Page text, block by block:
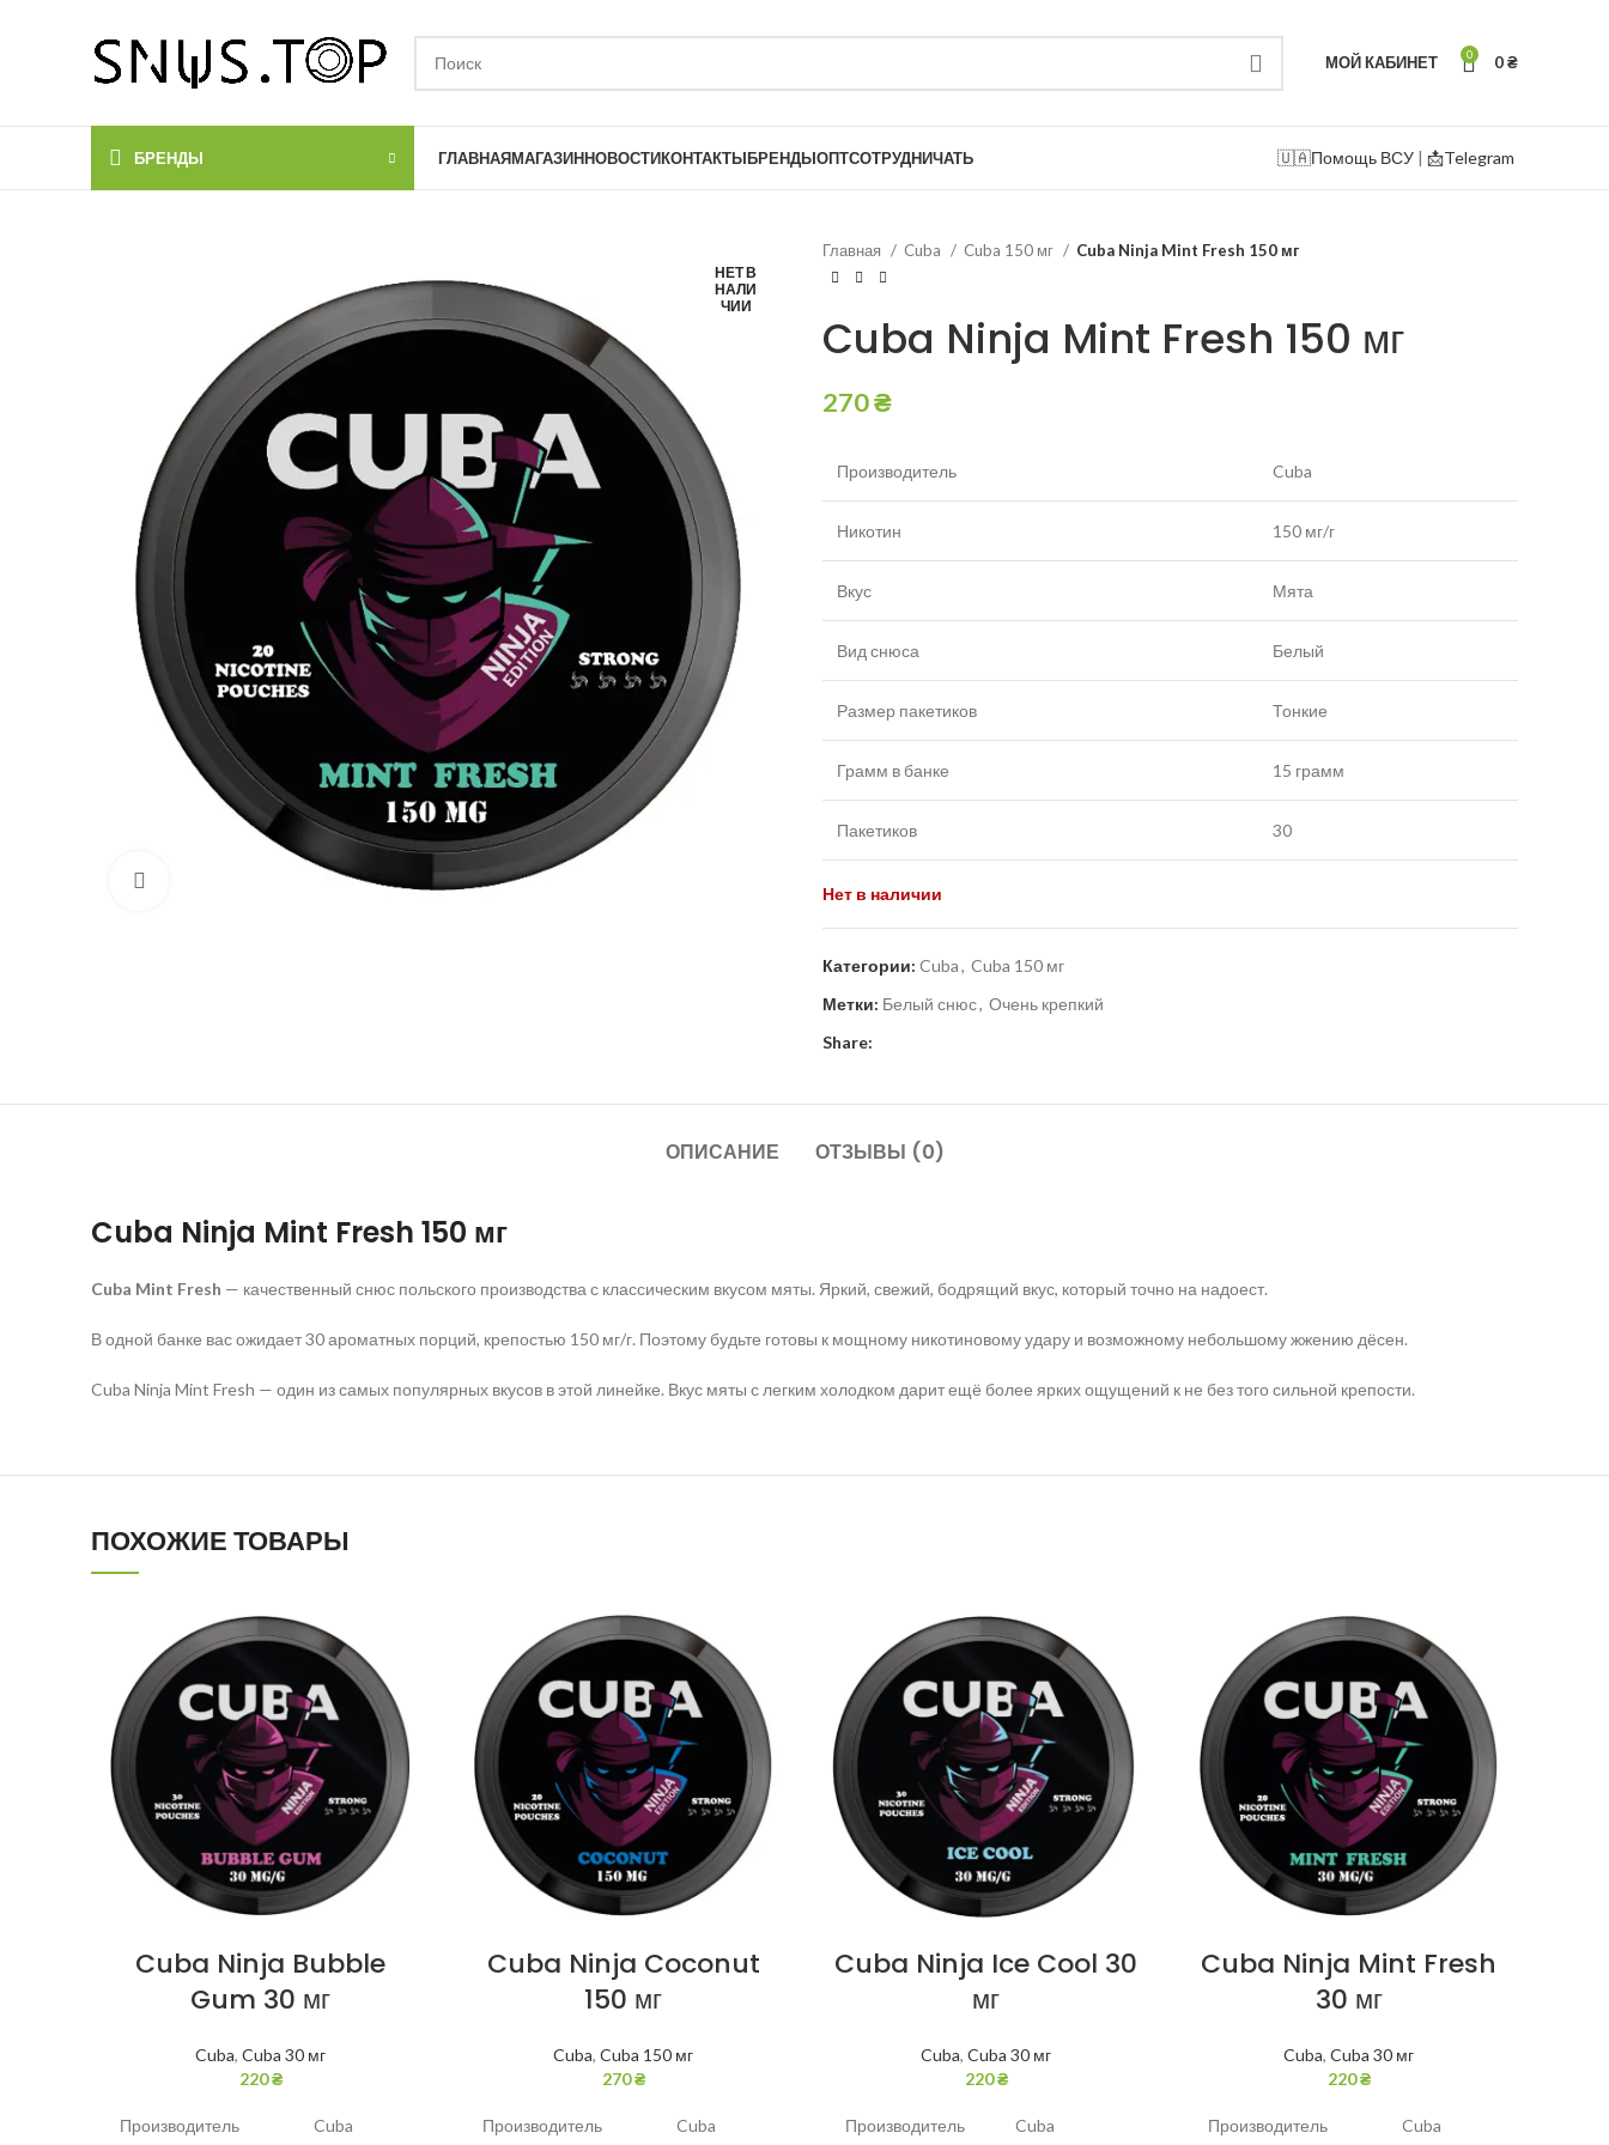
МОЙ КАБИНЕТ 0 0₴
БРЕНДЫ ГЛАВНАЯМАГАЗИННОВОСТИКОНТАКТЫБРЕНДЫОПТСОТРУДНИЧАТЬ 🇺🇦Помощь ВСУ | 📩Telegram
НЕТ В
НАЛИ
ЧИИ
Главная Cuba Cuba 150 мг Cuba Ninja Mint Fresh 150 мг
Cuba Ninja Mint Fresh 150 мг
270₴
Производитель Cuba
Никотин 150 мг/г
Вкус Мята
Вид снюса Белый
Размер пакетиков Тонкие
Грамм в банке 15 грамм
Пакетиков 30
Нет в наличии
Категории: Cuba, Cuba 150 мг
Метки: Белый снюс, Очень крепкий
Share:
ОПИСАНИЕ ОТЗЫВЫ (0)
Cuba Ninja Mint Fresh 150 мг
Cuba Mint Fresh — качественный снюс польского производства с классическим вкусом мяты. Яркий, свежий, бодрящий вкус, который точно на надоест.
В одной банке вас ожидает 30 ароматных порций, крепостью 150 мг/г. Поэтому будьте готовы к мощному никотиновому удару и возможному небольшому жжению дёсен.
Cuba Ninja Mint Fresh — один из самых популярных вкусов в этой линейке. Вкус мяты с легким холодком дарит ещё более ярких ощущений к не без того сильной крепости.
ПОХОЖИЕ ТОВАРЫ
Cuba Ninja Bubble
Gum 30 мг
Cuba, Cuba 30 мг
220₴
Производитель Cuba
Cuba Ninja Coconut
150 мг
Cuba, Cuba 150 мг
270₴
Производитель Cuba
Cuba Ninja Ice Cool 30
мг
Cuba, Cuba 30 мг
220₴
Производитель Cuba
Cuba Ninja Mint Fresh
30 мг
Cuba, Cuba 30 мг
220₴
Производитель Cuba